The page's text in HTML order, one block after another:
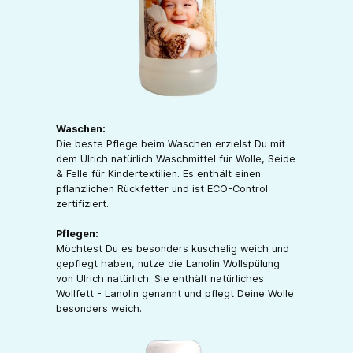
Waschen:
Die beste Pflege beim Waschen erzielst Du mit
dem Ulrich natürlich Waschmittel für Wolle, Seide
& Felle für Kindertextilien. Es enthält einen
pflanzlichen Rückfetter und ist ECO-Control
zertifiziert.
Pflegen:
Möchtest Du es besonders kuschelig weich und
gepflegt haben, nutze die Lanolin Wollspülung
von Ulrich natürlich. Sie enthält natürliches
Wollfett - Lanolin genannt und pflegt Deine Wolle
besonders weich.